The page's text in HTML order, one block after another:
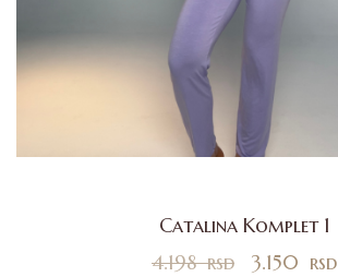
Catalina Komplet 1
4.198rsd 3.150 rsd